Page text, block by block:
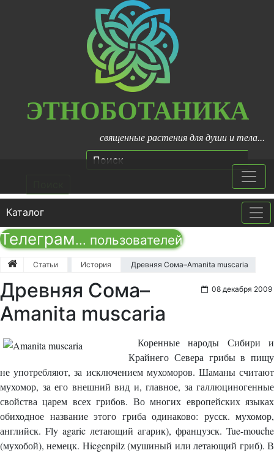
ЭТНОБОТАНИКА
священные растения для души и тела...
Каталог
Телеграм... пользователей
Статьи История Древняя Сома–Amanita muscaria
08 декабря 2009
Древняя Сома–
Amanita muscaria
Коренные народы Сибири и
Крайнего Севера грибы в пищу
не употребляют, за исключением мухоморов. Шаманы считают
мухомор, за его внешний вид и, главное, за галлюциногенные
свойства царем всех грибов. Во многих европейских языках
обиходное название этого гриба одинаково: русск. мухомор,
английск. Fly agaric летающий агарик), французск. Tue-mouche
(мухобой), немецк. Hiegenpilz (мушиный или летающий гриб). В